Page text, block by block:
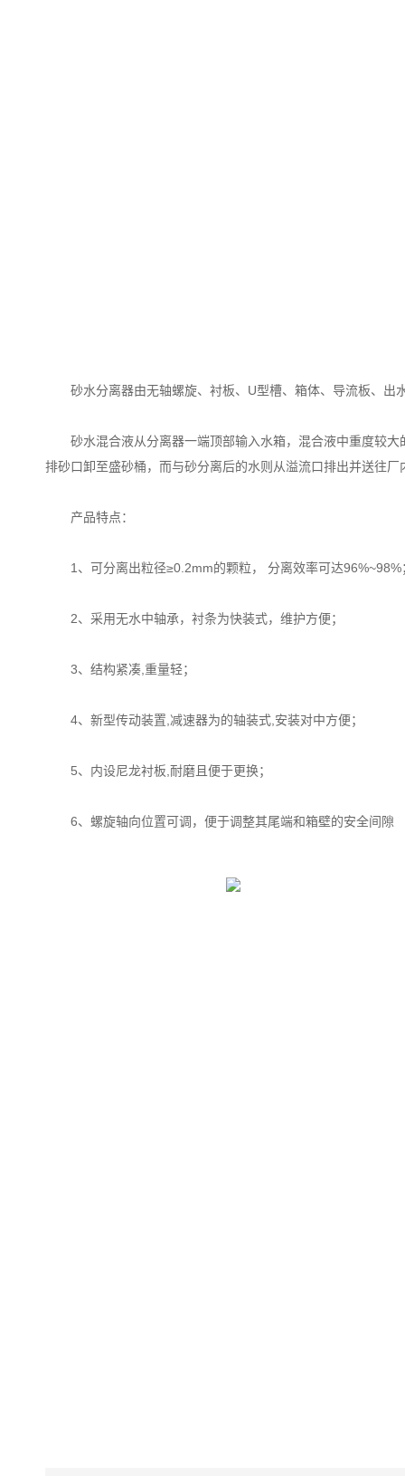
砂水分离器由无轴螺旋、衬板、U型槽、箱体、导流板、出
砂水混合液从分离器一端顶部输入水箱，混合液中重度较大
排砂口卸至盛砂桶，而与砂分离后的水则从溢流口排出并送往厂
产品特点：
1、可分离出粒径≥0.2mm的颗粒， 分离效率可达96%~98%
2、采用无水中轴承，衬条为快装式，维护方便；
3、结构紧凑,重量轻；
4、新型传动装置,减速器为的轴装式,安装对中方便；
5、内设尼龙衬板,耐磨且便于更换；
6、螺旋轴向位置可调，便于调整其尾端和箱壁的安全间隙